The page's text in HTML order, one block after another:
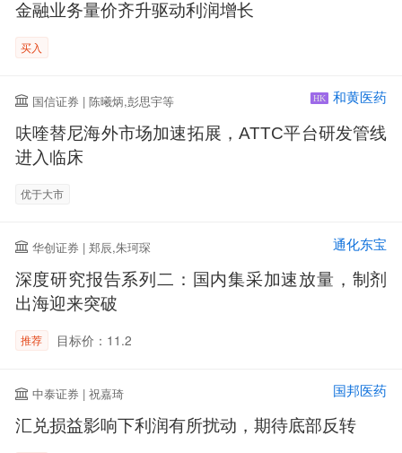
金融业务量价齐升驱动利润增长
买入
国信证券 | 陈曦炳,彭思宇等 HK 和黄医药
呋喹替尼海外市场加速拓展，ATTC平台研发管线
进入临床
优于大市
华创证券 | 郑辰,朱珂琛 通化东宝
深度研究报告系列二：国内集采加速放量，制剂
出海迎来突破
推荐 目标价：11.2
中泰证券 | 祝嘉琦 国邦医药
汇兑损益影响下利润有所扰动，期待底部反转